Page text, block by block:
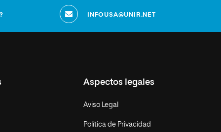
INFOUSA@UNIR.NET
Aspectos legales
Aviso Legal
Política de Privacidad